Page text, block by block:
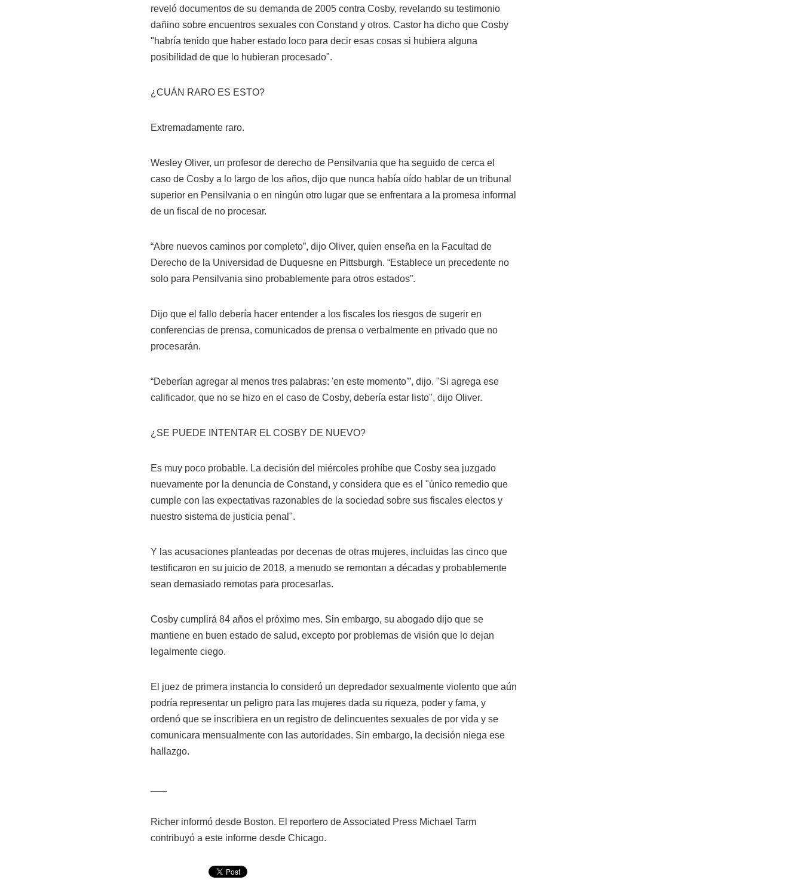
reveló documentos de su demanda de 2005 contra Cosby, revelando su testimonio
dañino sobre encuentros sexuales con Constand y otros. Castor ha dicho que Cosby
"habría tenido que haber estado loco para decir esas cosas si hubiera alguna
posibilidad de que lo hubieran procesado".
¿CUÁN RARO ES ESTO?
Extremadamente raro.
Wesley Oliver, un profesor de derecho de Pensilvania que ha seguido de cerca el
caso de Cosby a lo largo de los años, dijo que nunca había oído hablar de un tribunal
superior en Pensilvania o en ningún otro lugar que se enfrentara a la promesa informal
de un fiscal de no procesar.
“Abre nuevos caminos por completo”, dijo Oliver, quien enseña en la Facultad de
Derecho de la Universidad de Duquesne en Pittsburgh. “Establece un precedente no
solo para Pensilvania sino probablemente para otros estados”.
Dijo que el fallo debería hacer entender a los fiscales los riesgos de sugerir en
conferencias de prensa, comunicados de prensa o verbalmente en privado que no
procesarán.
“Deberían agregar al menos tres palabras: 'en este momento'”, dijo. "Si agrega ese
calificador, que no se hizo en el caso de Cosby, debería estar listo", dijo Oliver.
¿SE PUEDE INTENTAR EL COSBY DE NUEVO?
Es muy poco probable. La decisión del miércoles prohíbe que Cosby sea juzgado
nuevamente por la denuncia de Constand, y considera que es el "único remedio que
cumple con las expectativas razonables de la sociedad sobre sus fiscales electos y
nuestro sistema de justicia penal".
Y las acusaciones planteadas por decenas de otras mujeres, incluidas las cinco que
testificaron en su juicio de 2018, a menudo se remontan a décadas y probablemente
sean demasiado remotas para procesarlas.
Cosby cumplirá 84 años el próximo mes. Sin embargo, su abogado dijo que se
mantiene en buen estado de salud, excepto por problemas de visión que lo dejan
legalmente ciego.
El juez de primera instancia lo consideró un depredador sexualmente violento que aún
podría representar un peligro para las mujeres dada su riqueza, poder y fama, y
ordenó que se inscribiera en un registro de delincuentes sexuales de por vida y se
comunicara mensualmente con las autoridades. Sin embargo, la decisión niega ese
hallazgo.
Richer informó desde Boston. El reportero de Associated Press Michael Tarm
contribuyó a este informe desde Chicago.